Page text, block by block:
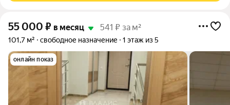
55 000 ₽ в месяц 541 ₽ за м²
101,7 м² свободное назначение 1 этаж из 5
онлайн показ